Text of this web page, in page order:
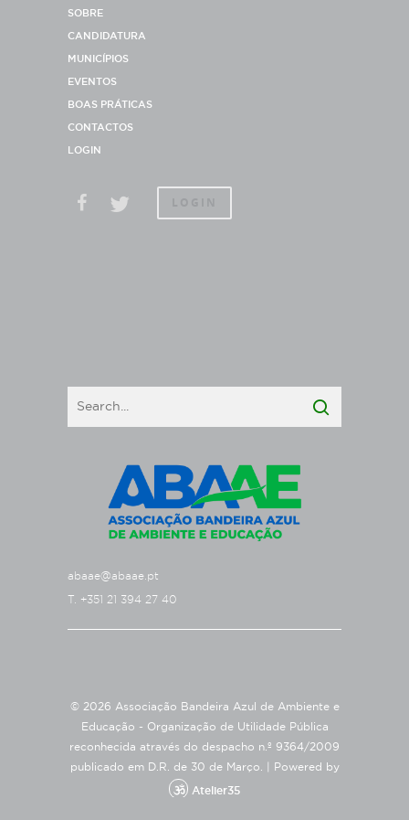
SOBRE
CANDIDATURA
MUNICÍPIOS
EVENTOS
BOAS PRÁTICAS
CONTACTOS
LOGIN
abaae@abaae.pt
T. +351 21 394 27 40
© 2026 Associação Bandeira Azul de Ambiente e
Educação - Organização de Utilidade Pública
reconhecida através do despacho n.º 9364/2009
publicado em D.R. de 30 de Março. |
Powered by
Atelier35